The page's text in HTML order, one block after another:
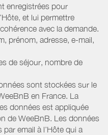
enregistrées pour
et lui permettre
avec la demande.
prénom, adresse, e-mail,
de séjour, nombre de
sont stockées sur le
en France. La
données est appliquée
de WeeBnB. Les données
email à l’Hôte qui a